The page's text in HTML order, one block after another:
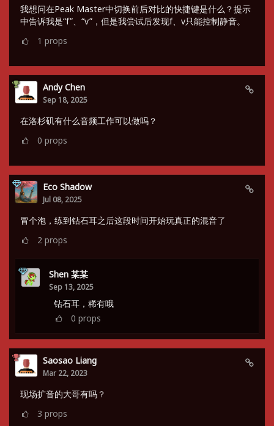
我想问在Peak Master中切换前后对比的快捷键是什么？提示
中告诉我是“f”、“v”，但是我尝试后发现f、v只能控制静音。
1 props
Andy Chen
Sep 18, 2025
在洛杉矶有什么音频工作可以做吗？
0 props
Eco Shadow
Jul 08, 2025
冒个泡，练到钻石耳之后这段时间开始玩真正的混音了
2 props
Shen 某某
Sep 13, 2025
钻石耳，稀有哦
0 props
Saosao Liang
Mar 22, 2023
现场扩音的大哥有吗？
3 props